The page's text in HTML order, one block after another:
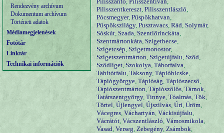
Rendezvény archívum
Dokumentum archívum
Történeti adatok
Médiamegjelenések
Fotótár
Linktár
Technikai információk
Pilisszentkereszt, Pilisszentlászló,
Pócsmegyer, Püspökhatvan,
Püspökszilágy, Pusztavacs, Rád, Solymár,
Sóskút, Szada, Szentlőrinckáta,
Szentmártonkáta, Szigetbecse,
Szigetcsép, Szigetmonostor,
Szigetszentmárton, Szigetújfalu, Sződ,
Sződliget, Szokolya, Táborfalva,
Tahitótfalu, Taksony, Tápióbicske,
Tápiógyörgye, Tápióság, Tápiószecső,
Tápiószentmárton, Tápiószőlős, Tárnok,
Tatárszentgyörgy, Tinnye, Tóalmás, Tök,
Törtel, Újlengyel, Újszilvás, Úri, Üröm,
Vácegres, Váchartyán, Váckisújfalu,
Vácrátót, Vácszentlászló, Vámosmikola,
Vasad, Verseg, Zebegény, Zsámbok,